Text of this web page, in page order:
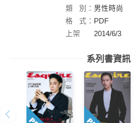
社：
類
別： 男性時尚
格
式： PDF
上架
2014/6/3
系列書資訊